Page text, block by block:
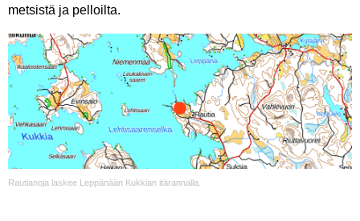
metsistä ja pelloilta.
Rautianoja laskee Leppänään Kukkian itärannalla.